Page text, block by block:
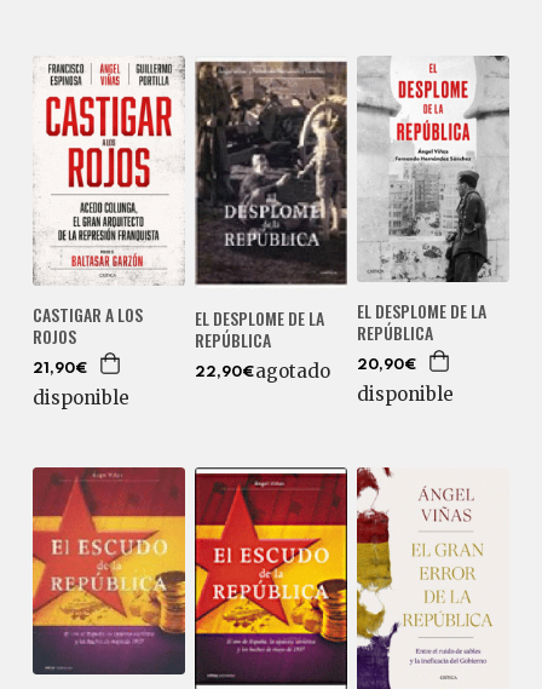
CASTIGAR A LOS
ROJOS
21,90€
disponible
EL DESPLOME DE LA
REPÚBLICA
22,90€agotado
EL DESPLOME DE LA
REPÚBLICA
20,90€
disponible